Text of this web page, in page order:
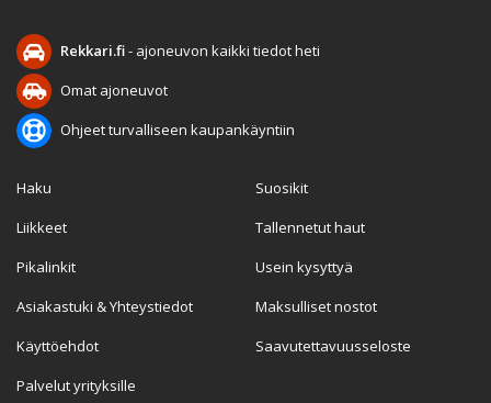
Rekkari.fi- ajoneuvon kaikki tiedot heti
Omat ajoneuvot
Ohjeet turvalliseen kaupankäyntiin
Haku
Liikkeet
Pikalinkit
Asiakastuki & Yhteystiedot
Käyttöehdot
Palvelut yrityksille
Suosikit
Tallennetut haut
Usein kysyttyä
Maksulliset nostot
Saavutettavuusseloste